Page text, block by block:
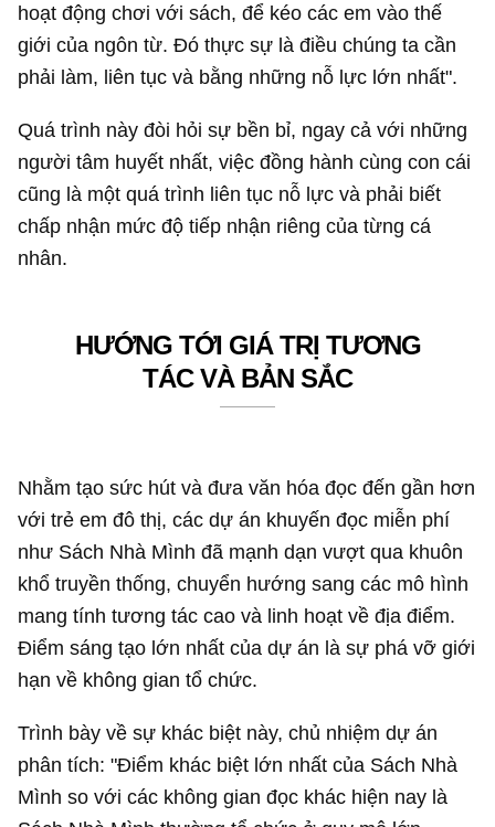
hoạt động chơi với sách, để kéo các em vào thế
giới của ngôn từ. Đó thực sự là điều chúng ta cần
phải làm, liên tục và bằng những nỗ lực lớn nhất".
Quá trình này đòi hỏi sự bền bỉ, ngay cả với những
người tâm huyết nhất, việc đồng hành cùng con cái
cũng là một quá trình liên tục nỗ lực và phải biết
chấp nhận mức độ tiếp nhận riêng của từng cá
nhân.
HƯỚNG TỚI GIÁ TRỊ TƯƠNG
TÁC VÀ BẢN SẮC
Nhằm tạo sức hút và đưa văn hóa đọc đến gần hơn
với trẻ em đô thị, các dự án khuyến đọc miễn phí
như Sách Nhà Mình đã mạnh dạn vượt qua khuôn
khổ truyền thống, chuyển hướng sang các mô hình
mang tính tương tác cao và linh hoạt về địa điểm.
Điểm sáng tạo lớn nhất của dự án là sự phá vỡ giới
hạn về không gian tổ chức.
Trình bày về sự khác biệt này, chủ nhiệm dự án
phân tích: "Điểm khác biệt lớn nhất của Sách Nhà
Mình so với các không gian đọc khác hiện nay là